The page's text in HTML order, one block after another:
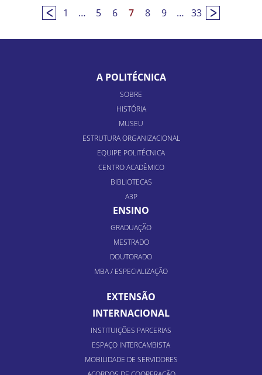
1 … 5 6 7 8 9 … 33
A POLITÉCNICA
SOBRE
HISTÓRIA
MUSEU
ESTRUTURA ORGANIZACIONAL
EQUIPE POLITÉCNICA
CENTRO ACADÊMICO
BIBLIOTECAS
A3P
ENSINO
GRADUAÇÃO
MESTRADO
DOUTORADO
MBA / ESPECIALIZAÇÃO
EXTENSÃO
INTERNACIONAL
INSTITUIÇÕES PARCERIAS
ESPAÇO INTERCAMBISTA
MOBILIDADE DE SERVIDORES